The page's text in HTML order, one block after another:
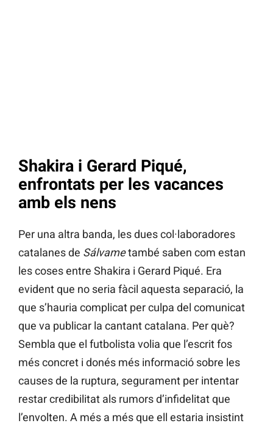
Shakira i Gerard Piqué,
enfrontats per les vacances
amb els nens
Per una altra banda, les dues col·laboradores
catalanes de Sálvametambé saben com estan
les coses entre Shakira i Gerard Piqué. Era
evident que no seria fàcil aquesta separació, la
que s’hauria complicat per culpa del comunicat
que va publicar la cantant catalana. Per què?
Sembla que el futbolista volia que l’escrit fos
més concret i donés més informació sobre les
causes de la ruptura, segurament per intentar
restar credibilitat als rumors d’infidelitat que
l’envolten. A més a més que ell estaria insistint